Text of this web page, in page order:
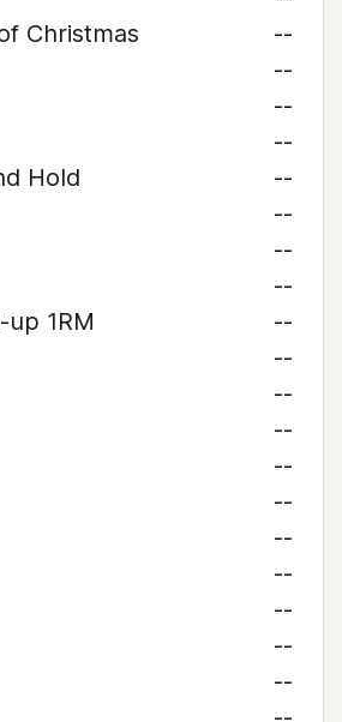
Christmas
--
--
--
--
Hold
--
--
--
--
1RM
--
--
--
--
--
--
--
--
--
--
--